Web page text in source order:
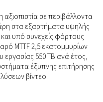
αξιοπιστία σε περιβάλλοντα
στα εξαρτήματα υψηλής
υπό συνεχείς φόρτους
MTTF 2,5 εκατομμυρίων
550 TB ανά έτος,
έξυπνης επιτήρησης
βίντεο.